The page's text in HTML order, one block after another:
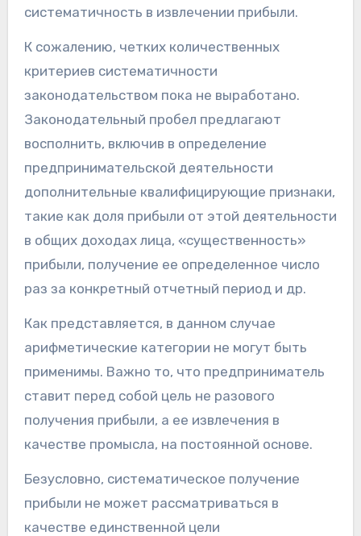
систематичность в извлечении прибыли.
К сожалению, четких количественных
критериев систематичности
законодательством пока не выработано.
Законодательный пробел предлагают
восполнить, включив в определение
предпринимательской деятельности
дополнительные квалифицирующие признаки,
такие как доля прибыли от этой деятельности
в общих доходах лица, «существенность»
прибыли, получение ее определенное число
раз за конкретный отчетный период и др.
Как представляется, в данном случае
арифметические категории не могут быть
применимы. Важно то, что предприниматель
ставит перед собой цель не разового
получения прибыли, а ее извлечения в
качестве промысла, на постоянной основе.
Безусловно, систематическое получение
прибыли не может рассматриваться в
качестве единственной цели